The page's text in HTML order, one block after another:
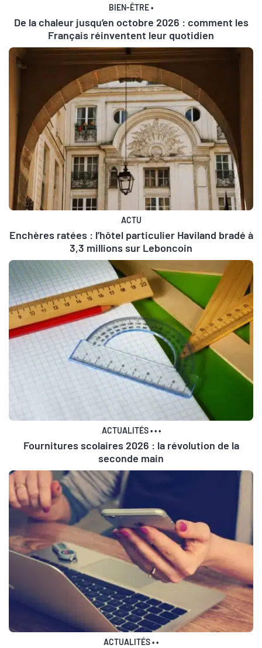
BIEN-ÊTRE•
De la chaleur jusqu’en octobre 2026 : comment les
Français réinventent leur quotidien
ACTU
Enchères ratées : l’hôtel particulier Haviland bradé à
3,3 millions sur Leboncoin
ACTUALITÉS•••
Fournitures scolaires 2026 : la révolution de la
seconde main
ACTUALITÉS••